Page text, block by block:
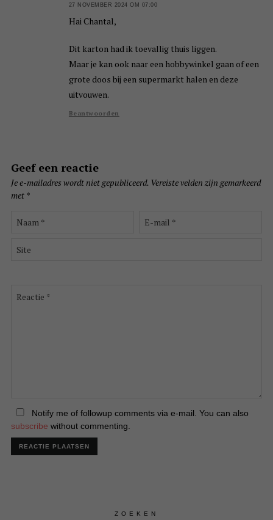
27 NOVEMBER 2024 OM 07:00
Hai Chantal,
Dit karton had ik toevallig thuis liggen.
Maar je kan ook naar een hobbywinkel gaan of een
grote doos bij een supermarkt halen en deze
uitvouwen.
Beantwoorden
Geef een reactie
Je e-mailadres wordt niet gepubliceerd. Vereiste velden zijn gemarkeerd
met *
Notify me of followup comments via e-mail. You can also
subscribe without commenting.
ZOEKEN